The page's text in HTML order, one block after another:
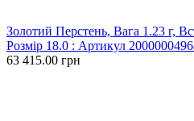
Золотий Перстень, Вага 1.23 г,
Розмір 18.0 : Артикул
63 415.00 грн